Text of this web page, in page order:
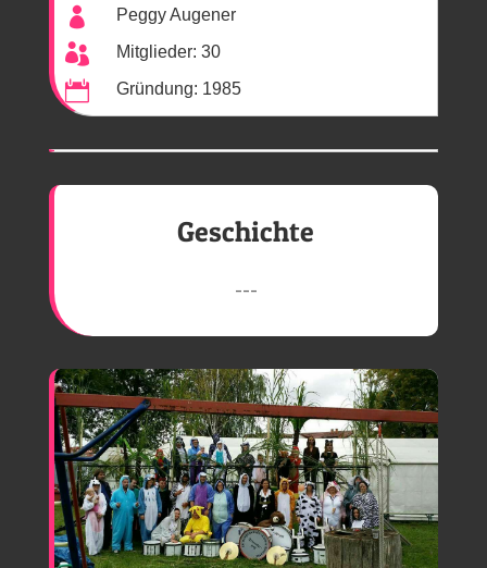
 Peggy Augener
 Mitglieder: 30
 Gründung: 1985
Geschichte
---